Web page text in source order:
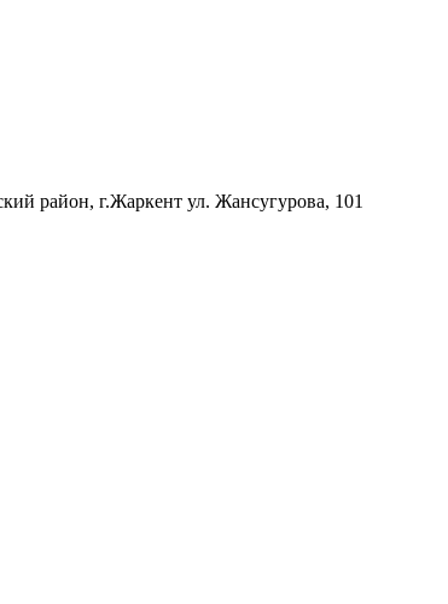
район, г.Жаркент ул. Жансугурова, 101